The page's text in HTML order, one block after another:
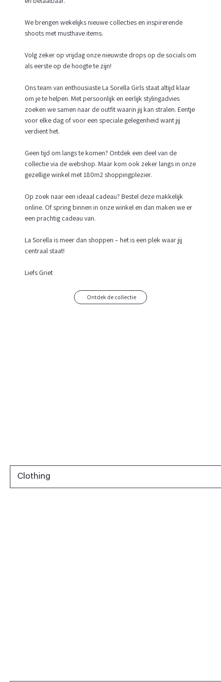
We brengen wekelijks nieuwe collecties en inspirerende
shoots met musthave items.
Volg zeker op vrijdag onze nieuwste drops op de socials om
als eerste op de hoogte te zijn!
Ons team van enthousiaste La Sorella Girls staat altijd klaar
om je te helpen. Met persoonlijk en eerlijk stylingadvies
zoeken we samen naar de outfit waarin jij kan stralen. Eentje
voor elke dag of voor een speciale gelegenheid want jij
verdient het.
Geen tijd om langs te komen? Ontdek een deel van de
collectie via de webshop. Maar kom ook zeker langs in onze
gezellige winkel met 180m2 shoppingplezier.
Op zoek naar een ideaal cadeau? Bestel deze makkelijk
online. Of spring binnen in onze winkel en dan maken we er
een prachtig cadeau van.
La Sorella is meer dan shoppen – het is een plek waar jij
centraal staat!
Liefs Griet
Ontdek de collectie
Clothing